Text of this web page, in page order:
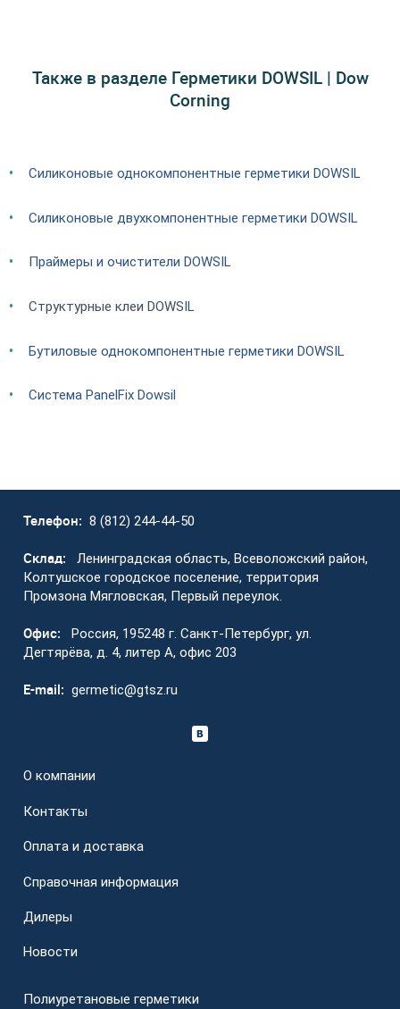
Также в разделе Герметики DOWSIL | Dow
Corning
Силиконовые однокомпонентные герметики DOWSIL
Силиконовые двухкомпонентные герметики DOWSIL
Праймеры и очистители DOWSIL
Структурные клеи DOWSIL
Бутиловые однокомпонентные герметики DOWSIL
Система PanelFix Dowsil
Телефон: 8 (812) 244-44-50
Склад:
Ленинградская область, Всеволожский район,
Колтушское городское поселение, территория
Промзона Мягловская, Первый переулок.
Офис:
Россия, 195248 г. Санкт-Петербург, ул.
Дегтярёва, д. 4, литер А, офис 203
E-mail: germetic@gtsz.ru
О компании
Контакты
Оплата и доставка
Справочная информация
Дилеры
Новости
Полиуретановые герметики